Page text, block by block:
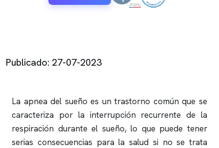
Publicado: 27-07-2023
La apnea del sueño es un trastorno común que se
caracteriza por la interrupción recurrente de la
respiración durante el sueño, lo que puede tener
serias consecuencias para la salud si no se trata